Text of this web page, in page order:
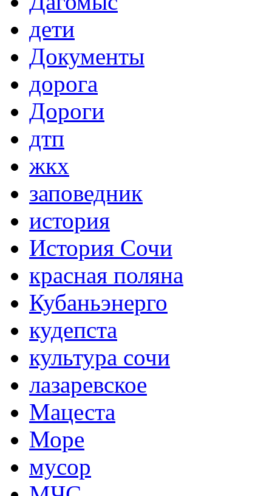
дети
Документы
дорога
Дороги
дтп
жкх
заповедник
история
История Сочи
красная поляна
Кубаньэнерго
кудепста
культура сочи
лазаревское
Мацеста
Море
мусор